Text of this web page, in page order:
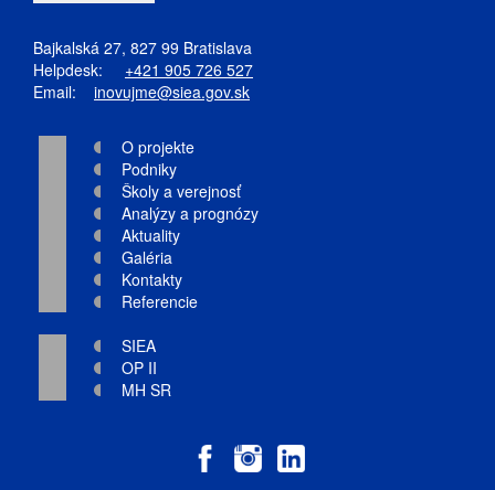
Bajkalská 27, 827 99 Bratislava
Helpdesk: +421 905 726 527
Email: inovujme@siea.gov.sk
O projekte
Podniky
Školy a verejnosť
Analýzy a prognózy
Aktuality
Galéria
Kontakty
Referencie
SIEA
OP II
MH SR